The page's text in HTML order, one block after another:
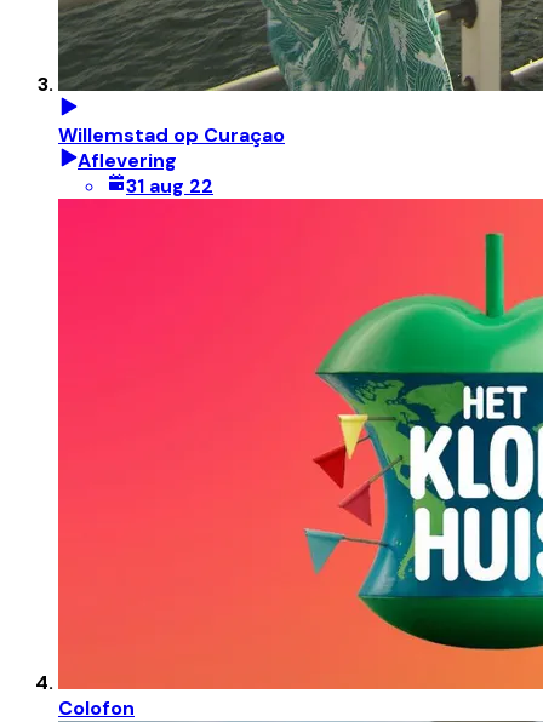
Willemstad op Curaçao
Aflevering
31 aug 22
Colofon